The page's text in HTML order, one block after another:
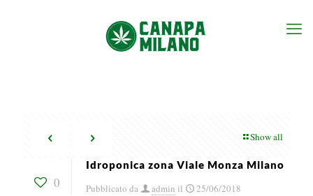
Show all
0
Idroponica zona Viale Monza Milano
Pubblicato da
admin il 25/06/2018